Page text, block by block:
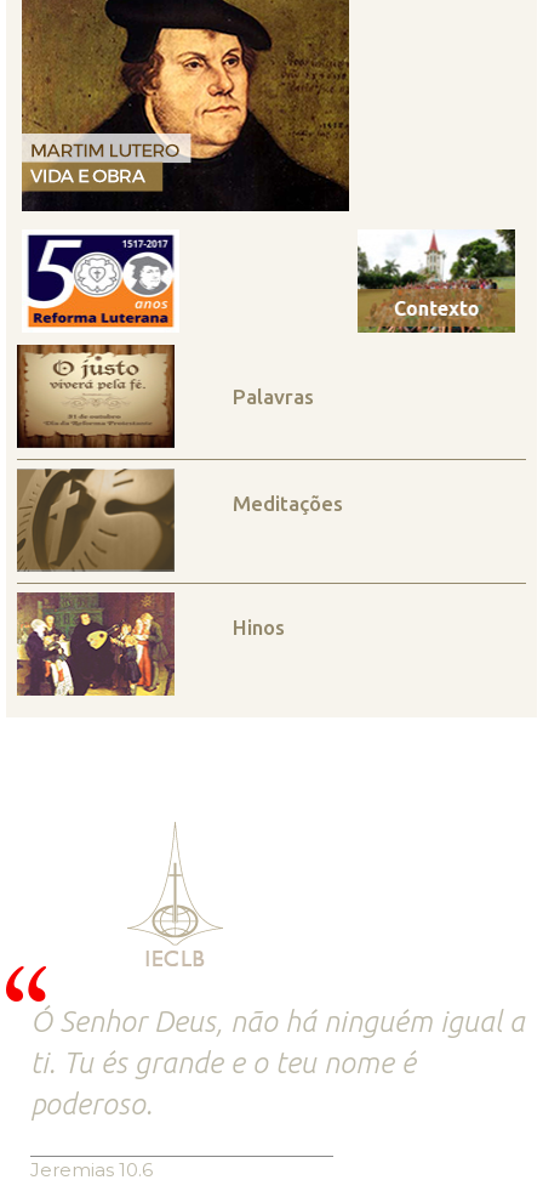
Palavras
Meditações
Hinos
Ó Senhor Deus, não há ninguém igual a
ti. Tu és grande e o teu nome é
poderoso.
Jeremias 10.6